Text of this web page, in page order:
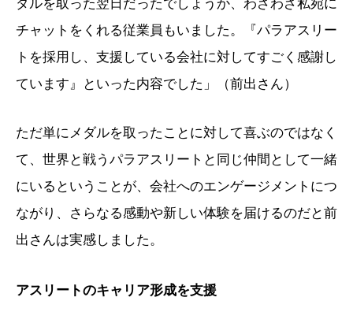
ダルを取った翌日だったでしょうか、わざわざ私宛に
チャットをくれる従業員もいました。『パラアスリー
トを採用し、支援している会社に対してすごく感謝し
ています』といった内容でした」（前出さん）
ただ単にメダルを取ったことに対して喜ぶのではなく
て、世界と戦うパラアスリートと同じ仲間として一緒
にいるということが、会社へのエンゲージメントにつ
ながり、さらなる感動や新しい体験を届けるのだと前
出さんは実感しました。
アスリートのキャリア形成を支援